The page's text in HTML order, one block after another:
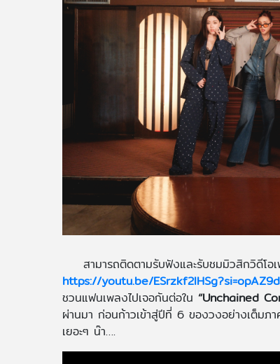
สามารถติดตามรับฟังและรับชมมิวสิกวิดีโอ
https://youtu.be/
ชวนแฟนเพลงไปเจอกันต่อใน “Unchained
ผ่านมา ก่อนก้าวเข้าสู่ปีที่ 6 ของวงอย่างเต็มภ
เยอะๆ น๊า….